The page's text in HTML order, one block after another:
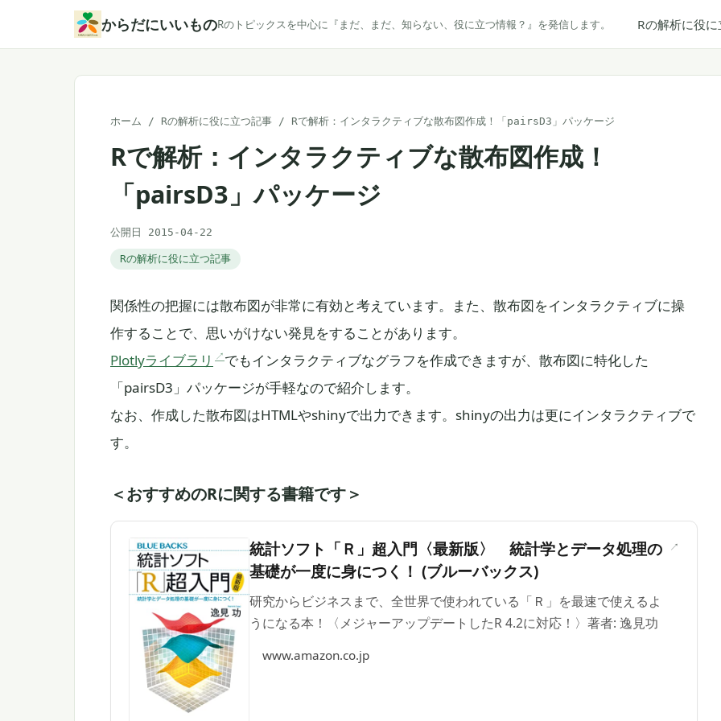
からだにいいものRのトピックスを中心に『まだ、まだ、知らない、役に立つ情報？』を発信します。 Rの解析に役
ホーム / Rの解析に役に立つ記事 / Rで解析：インタラクティブな散布図作成！「pairsD3」パッケージ
Rで解析：インタラクティブな散布図作成！
「pairsD3」パッケージ
公開日 2015-04-22
Rの解析に役に立つ記事
関係性の把握には散布図が非常に有効と考えています。また、散布図をインタラクティブに操
作することで、思いがけない発見をすることがあります。
Plotlyライブラリ
でもインタラクティブなグラフを作成できますが、散布図に特化した
「pairsD3」パッケージが手軽なので紹介します。
なお、作成した散布図はHTMLやshinyで出力できます。shinyの出力は更にインタラクティブで
す。
＜おすすめのRに関する書籍です＞
統計ソフト「Ｒ」超入門〈最新版〉 統計学とデータ処理の
基礎が一度に身につく！ (ブルーバックス)
研究からビジネスまで、全世界で使われている「Ｒ」を最速で使えるよ
うになる本！〈メジャーアップデートしたR 4.2に対応！〉著者: 逸見功
www.amazon.co.jp